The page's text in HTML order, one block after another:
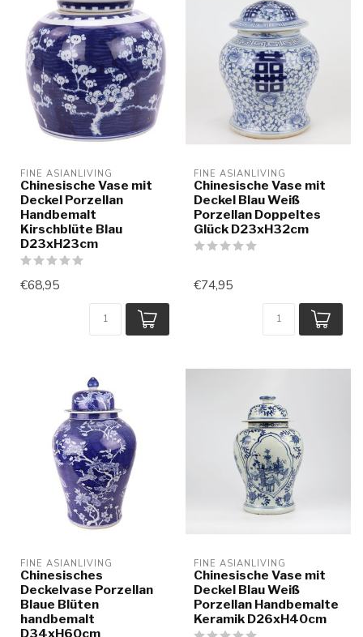
FINE ASIANLIVING
Chinesische Vase mit
Deckel Porzellan
Handbemalt
Kirschblüte Blau
D23xH23cm
€68,95
FINE ASIANLIVING
Chinesische Vase mit
Deckel Blau Weiß
Porzellan Doppeltes
Glück D23xH32cm
€74,95
FINE ASIANLIVING
Chinesisches
Deckelvase Porzellan
Blaue Blüten
handbemalt
D34xH60cm
FINE ASIANLIVING
Chinesische Vase mit
Deckel Blau Weiß
Porzellan Handbemalte
Keramik D26xH40cm